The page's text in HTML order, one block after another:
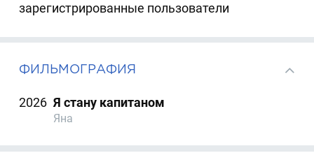
зарегистрированные пользователи
ФИЛЬМОГРАФИЯ
2026 Я стану капитаном
Яна